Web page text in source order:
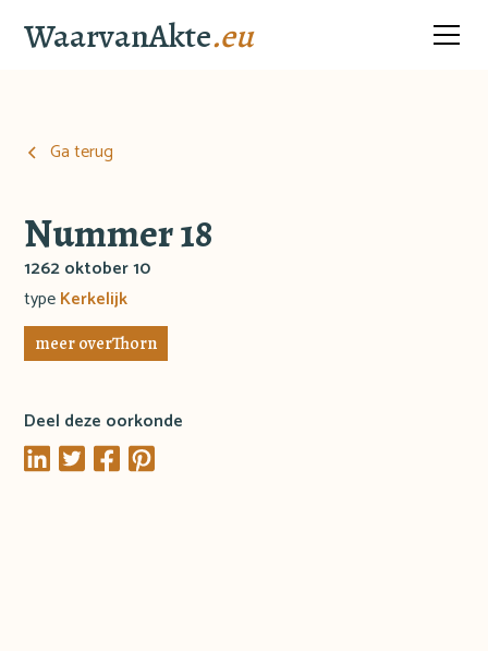
WaarvanAkte.eu
Ga terug
Nummer 18
1262 oktober 10
typeKerkelijk
meer overThorn
Deel deze oorkonde